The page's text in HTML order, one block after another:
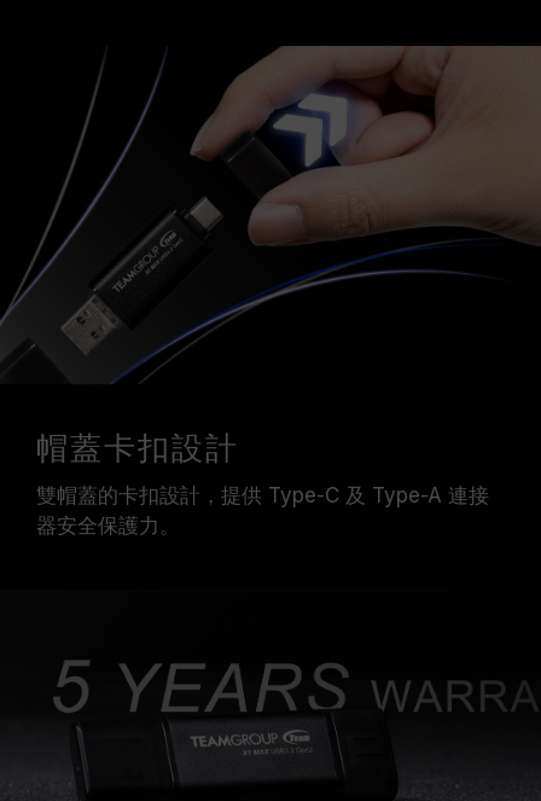
帽蓋卡扣設計
雙帽蓋的卡扣設計，提供 Type-C 及 Type-A 連接
器安全保護力。